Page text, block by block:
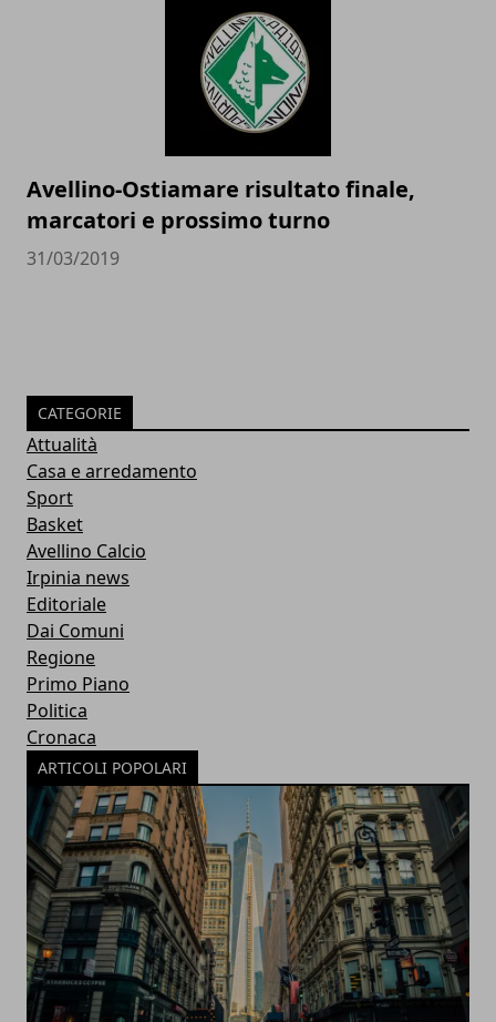
Avellino-Ostiamare risultato finale,
marcatori e prossimo turno
31/03/2019
CATEGORIE
Attualità
Casa e arredamento
Sport
Basket
Avellino Calcio
Irpinia news
Editoriale
Dai Comuni
Regione
Primo Piano
Politica
Cronaca
ARTICOLI POPOLARI